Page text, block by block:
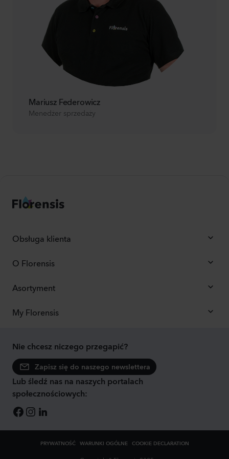
Mariusz Federowicz
Menedżer sprzedaży
Obsługa klienta
O Florensis
Asortyment
My Florensis
Nie chcesz niczego przegapić?
Zapisz się do naszego newslettera
Lub śledź nas na naszych portalach
społecznościowych:
PRYWATNOŚĆ WARUNKI OGÓLNE COOKIE DECLARATION